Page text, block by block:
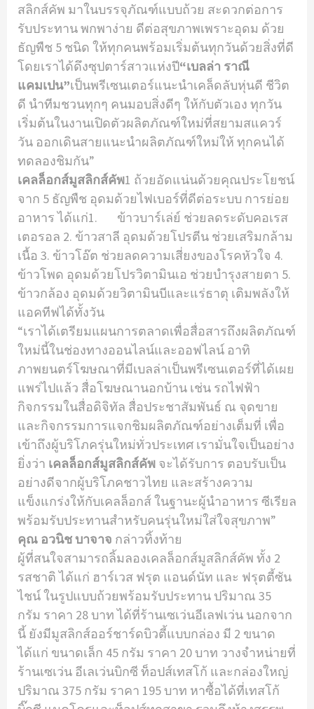
สลิกส์คัพ มาในบรรจุภัณฑ์แบบถ้วย สะดวกต่อการ
รับประทาน พกพาง่าย ดีต่อสุขภาพเพราะอุดม ด้วย
ธัญพืช 5 ชนิด ให้ทุกคนพร้อมเริ่มต้นทุกวันด้วยสิ่งที่ดี
โดยเราได้ดึงซุปตาร์สาวแห่งปี“เบลล่า ราณี
แคมเปน”เป็นพรีเซนเตอร์แนะนําเคล็ดลับหุ่นดี ชีวิต
ดี นําทีมชวนทุกๆ คนมอบสิ่งดีๆ ให้กับตัวเอง ทุกวัน
เริ่มต้นในงานเปิดตัวผลิตภัณฑ์ใหม่ที่สยามสแควร์
วัน ออกเดินสายแนะนําผลิตภัณฑ์ใหม่ให้ ทุกคนได้
ทดลองชิมกัน”
เคลล็อกส์มูสลิกส์คัพ1 ถ้วยอัดแน่นด้วยคุณประโยชน์
จาก 5 ธัญพืช อุดมด้วยไฟเบอร์ที่ดีต่อระบบ การย่อย
อาหาร ได้แก่1. ข้าวบาร์เล่ย์ ช่วยลดระดับคอเรส
เตอรอล 2. ข้าวสาลี อุดมด้วยโปรตีน ช่วยเสริมกล้าม
เนื้อ 3. ข้าวโอ๊ต ช่วยลดความเสี่ยงของโรคหัวใจ 4.
ข้าวโพด อุดมด้วยโปรวิตามินเอ ช่วยบํารุงสายตา 5.
ข้าวกล้อง อุดมด้วยวิตามินบีและแร่ธาตุ เติมพลังให้
แอคทีฟได้ทั้งวัน
“เราได้เตรียมแผนการตลาดเพื่อสื่อสารถึงผลิตภัณฑ์
ใหม่นี้ในช่องทางออนไลน์และออฟไลน์ อาทิ
ภาพยนตร์โฆษณาที่มีเบลล่าเป็นพรีเซนเตอร์ที่ได้เผย
แพร่ไปแล้ว สื่อโฆษณานอกบ้าน เช่น รถไฟฟ้า
กิจกรรมในสื่อดิจิทัล สื่อประชาสัมพันธ์ ณ จุดขาย
และกิจกรรมการแจกชิมผลิตภัณฑ์อย่างเต็มที่ เพื่อ
เข้าถึงผู้บริโภครุ่นใหม่ทั่วประเทศ เรามั่นใจเป็นอย่าง
ยิ่งว่า เคลล็อกส์มูสลิกส์คัพ จะได้รับการ ตอบรับเป็น
อย่างดีจากผู้บริโภคชาวไทย และสร้างความ
แข็งแกร่งให้กับเคลล็อกส์ ในฐานะผู้นําอาหาร ซีเรียล
พร้อมรับประทานสําหรับคนรุ่นใหม่ใส่ใจสุขภาพ”
คุณ อวนิช บาจาจ กล่าวทิ้งท้าย
ผู้ที่สนใจสามารถลิ้มลองเคลล็อกส์มูสลิกส์คัพ ทั้ง 2
รสชาติ ได้แก่ ฮาร์เวส ฟรุต แอนด์นัท และ ฟรุตตี้ซัน
ไชน์ ในรูปแบบถ้วยพร้อมรับประทาน ปริมาณ 35
กรัม ราคา 28 บาท ได้ที่ร้านเซเว่นอีเลฟเว่น นอกจาก
นี้ ยังมีมูสลิกส์ออร์ชาร์ดบิวตี้แบบกล่อง มี 2 ขนาด
ได้แก่ ขนาดเล็ก 45 กรัม ราคา 20 บาท วางจําหน่ายที่
ร้านเซเว่น อีเลเว่นบิกซี ท็อปส์เทสโก้ และกล่องใหญ่
ปริมาณ 375 กรัม ราคา 195 บาท หาซื้อได้ที่เทสโก้